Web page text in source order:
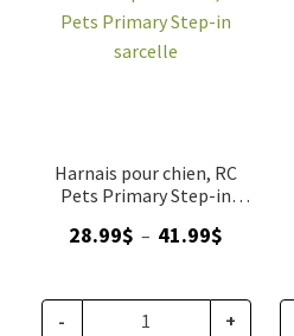
Harnais pour chien, RC
Pets Primary Step-in
28.99$ – 41.99$
28.99$
- +